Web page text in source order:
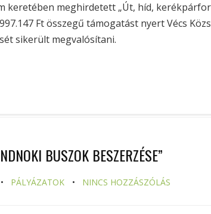
keretében meghirdetett „Út, híd,
Ft összegű támogatást nyert Vécs
sikerült megvalósítani.
BUSZOK BESZERZÉSE”
PÁLYÁZATOK NINCS HOZZÁSZÓLÁS